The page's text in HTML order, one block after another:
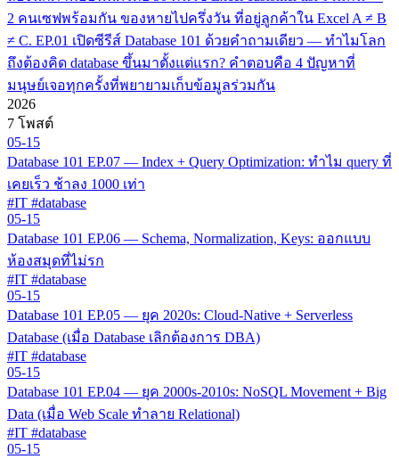
2 คนเซฟพร้อมกัน ของหายไปครึ่งวัน ที่อยู่ลูกค้าใน Excel A ≠ B
≠ C. EP.01 เปิดซีรีส์ Database 101 ด้วยคำถามเดียว — ทำไมโลก
ถึงต้องคิด database ขึ้นมาตั้งแต่แรก? คำตอบคือ 4 ปัญหาที่
มนุษย์เจอทุกครั้งที่พยายามเก็บข้อมูลร่วมกัน
2026
7 โพสต์
05-15
Database 101 EP.07 — Index + Query Optimization: ทำไม query ที่
เคยเร็ว ช้าลง 1000 เท่า
#IT #database
05-15
Database 101 EP.06 — Schema, Normalization, Keys: ออกแบบ
ห้องสมุดที่ไม่รก
#IT #database
05-15
Database 101 EP.05 — ยุค 2020s: Cloud-Native + Serverless
Database (เมื่อ Database เลิกต้องการ DBA)
#IT #database
05-15
Database 101 EP.04 — ยุค 2000s-2010s: NoSQL Movement + Big
Data (เมื่อ Web Scale ทำลาย Relational)
#IT #database
05-15